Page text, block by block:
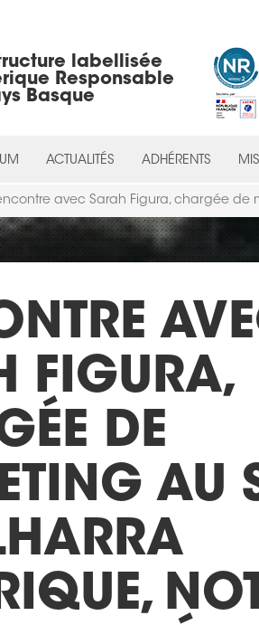
labellisée
Responsable
Basque
ACTUALITÉS ADHÉRENTS
avec Sarah Figura, chargée de
FIGURA,
DE
AU